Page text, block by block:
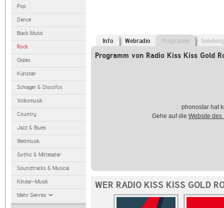
Pop
Dance
Black Music
Rock
Oldies
Künstler
Schlager & Discofox
Volksmusik
Country
Jazz & Blues
Weltmusik
Gothic & Mittelalter
Soundtracks & Musical
Kinder-Musik
Mehr Genres
Info Webradio Programm
Programm von Radio Kiss Kiss Gold
phonostar hat
Gehe auf die Website des
WER RADIO KISS KISS GOLD